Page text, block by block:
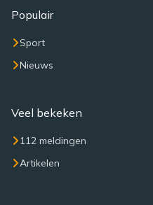
Populair
Sport
Nieuws
Veel bekeken
112 meldingen
Artikelen